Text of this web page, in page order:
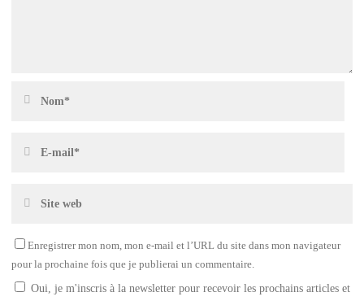
Enregistrer mon nom, mon e-mail et l’URL du site dans mon navigateur
pour la prochaine fois que je publierai un commentaire.
Oui, je m'inscris à la newsletter pour recevoir les prochains articles et